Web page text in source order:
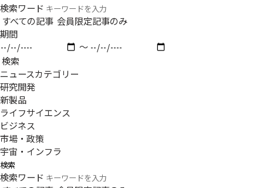
検索ワード
すべての記事 会員限定記事のみ
期間
〜
検索
ニュースカテゴリー
研究開発
新製品
ライフサイエンス
ビジネス
市場・政策
宇宙・インフラ
検索
検索ワード